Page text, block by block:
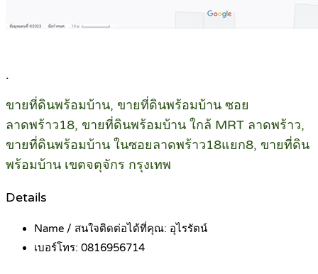
.
ขายที่ดินพร้อมบ้าน, ขายที่ดินพร้อมบ้าน ซอย
ลาดพร้าว18, ขายที่ดินพร้อมบ้าน ใกล้ MRT ลาดพร้าว,
ขายที่ดินพร้อมบ้าน ในซอยลาดพร้าว18แยก8, ขายที่ดิน
พร้อมบ้าน เขตจตุจักร กรุงเทพ
Details
Name / สนใจติดต่อได้ที่คุณ: อุไรรัตน์
เบอร์โทร: 0816956714